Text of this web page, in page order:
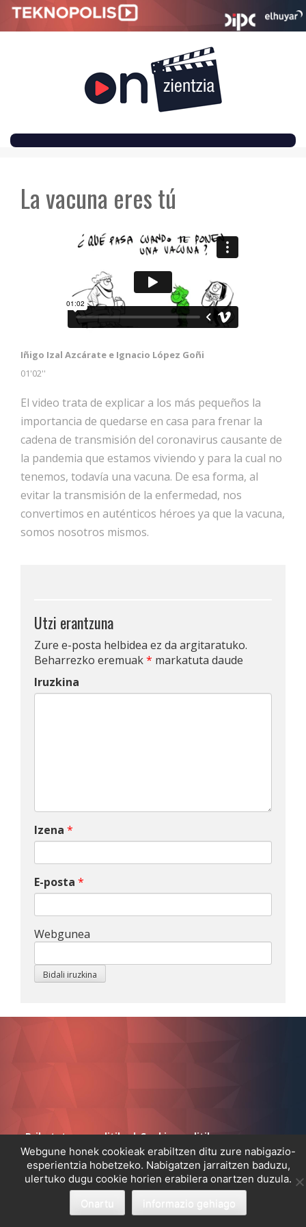
La vacuna eres tú
Iñigo Izal Azcárate e Ignacio López Goñi
01'02''
El video trata de explicar a los más pequeños la
importancia de quedarse en casa para frenar la
cadena de transmisión del coronavirus causante de
la pandemia que estamos viviendo y para la cual no
tenemos, todavía una vacuna. De esa forma, al
evitar la transmisión de la enfermedad, nos
convertimos en auténticos héroes ya que la vacuna,
somos nosotros mismos.
Utzi erantzuna
Zure e-posta helbidea ez da argitaratuko.
Beharrezko eremuak* markatuta daude
Iruzkina
Izena *
E-posta *
Webgunea
Pribatutasun politika|Cookien politika
Webgune honek cookieak erabiltzen ditu zure nabigazio-
esperientzia hobetzeko. Nabigatzen jarraitzen baduzu,
ulertuko dugu cookie horien erabilera onartzen duzula.
Onartu
informazio gehiago